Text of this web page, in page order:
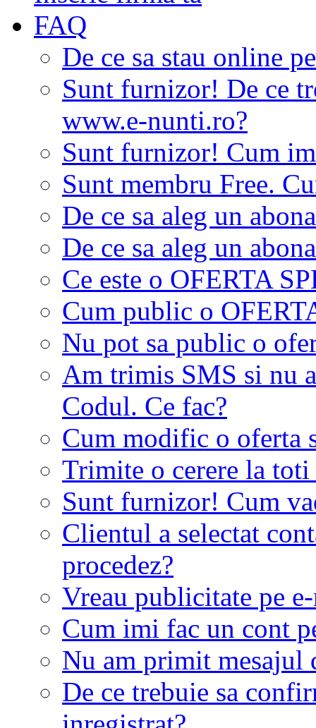
FAQ
De ce sa stau online
Sunt furnizor! De ce
www.e-nunti.ro?
Sunt furnizor! Cum
Sunt membru Free.
De ce sa aleg un
De ce sa aleg un
Ce este o OFERTA
Cum public o
Nu pot sa public o
Am trimis SMS si nu
Codul. Ce fac?
Cum modific o oferta
Trimite o cerere la
Sunt furnizor! Cum
Clientul a selectat
procedez?
Vreau publicitate pe
Cum imi fac un cont
Nu am primit mesajul
De ce trebuie sa